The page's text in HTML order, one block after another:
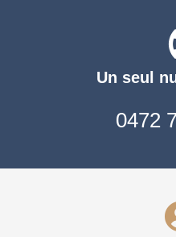
Un seul
0472